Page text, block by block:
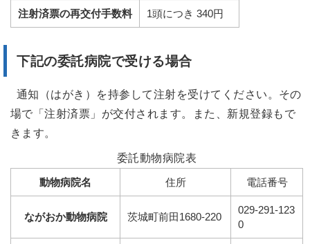
注射済票の再交付手数料 1頭につき 340円
下記の委託病院で受ける場合
通知（はがき）を持参して注射を受けてください。その
場で「注射済票」が交付されます。また、新規登録もで
きます。
委託動物病院表
動物病院名 住所 電話番号
ながおか動物病院 茨城町前田1680-220
029-291-123
0